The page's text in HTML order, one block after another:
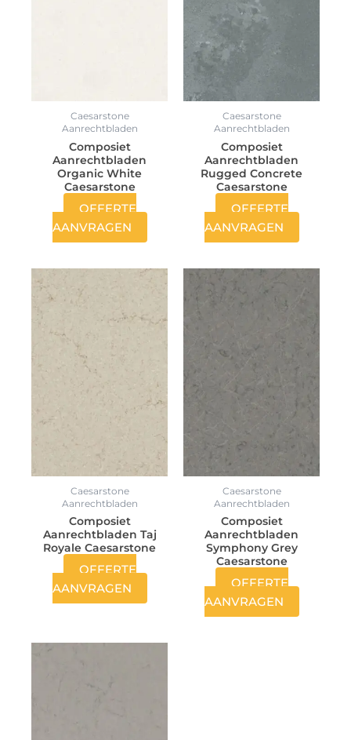
Caesarstone
Aanrechtbladen
Composiet
Aanrechtbladen
Organic White
Caesarstone
OFFERTE
AANVRAGEN
Caesarstone
Aanrechtbladen
Composiet
Aanrechtbladen
Rugged Concrete
Caesarstone
OFFERTE
AANVRAGEN
Caesarstone
Aanrechtbladen
Composiet
Aanrechtbladen Taj
Royale Caesarstone
OFFERTE
AANVRAGEN
Caesarstone
Aanrechtbladen
Composiet
Aanrechtbladen
Symphony Grey
Caesarstone
OFFERTE
AANVRAGEN